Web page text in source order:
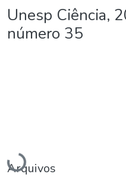
Unesp Ciência,
número 35
Carregando...
Arquivos